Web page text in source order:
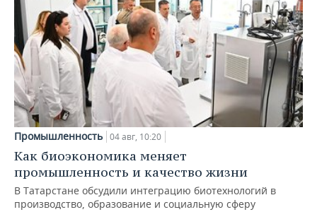
Промышленность 04 авг, 10:20
Как биоэкономика меняет
промышленность и качество жизни
В Татарстане обсудили интеграцию биотехнологий в
производство, образование и социальную сферу